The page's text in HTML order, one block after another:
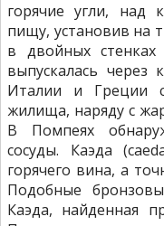
горячие угли,
пищу, установив на
в двойных
выпускалась
Италии и Греции
жилища, наряду с
В Помпеях
сосуды. Каэда
горячего вина, а
Подобные
Каэда, найденная